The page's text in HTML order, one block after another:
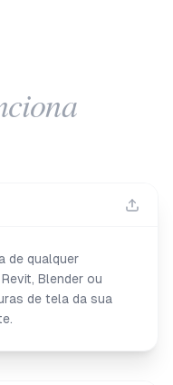
de qualquer
Blender ou
de tela da sua